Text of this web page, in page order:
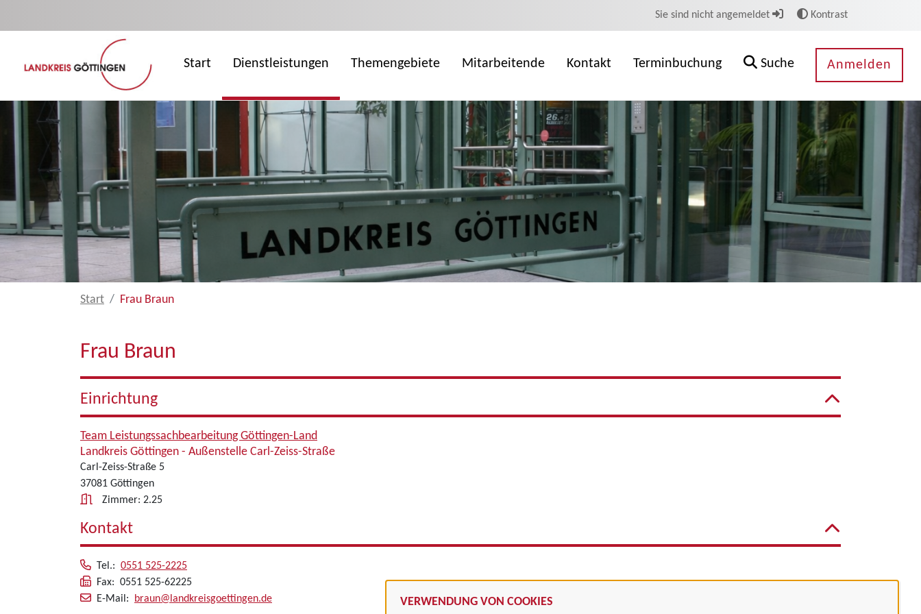
VERWENDUNG VON COOKIES
Sie sind nicht angemeldet Kontrast
Start Dienstleistungen Themengebiete Mitarbeitende Kontakt Terminbuchung Suche Anmelden
Start Frau Braun
Frau Braun
Einrichtung
Team Leistungssachbearbeitung Göttingen-Land
Landkreis Göttingen - Außenstelle Carl-Zeiss-Straße
Carl-Zeiss-Straße 5
37081 Göttingen
Zimmer: 2.25
Kontakt
Tel.: 0551 525-2225
Fax: 0551 525-62225
E-Mail:
braun@landkreisgoettingen.de